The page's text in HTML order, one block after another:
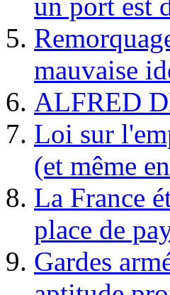
mauvaise
ALFRED
Loi sur
(et même
La France
place de
Gardes